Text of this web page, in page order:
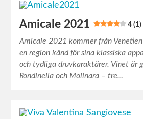
Amicale 2021 4 (1)
Amicale 2021 kommer från
en region känd för sina klassiska
och tydliga druvkaraktärer. Vinet är
Rondinella och Molinara – tre…